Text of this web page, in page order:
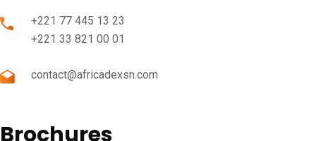
+221 77 445 13 23
+221 33 821 00 01
contact@africadexsn.com
Brochures